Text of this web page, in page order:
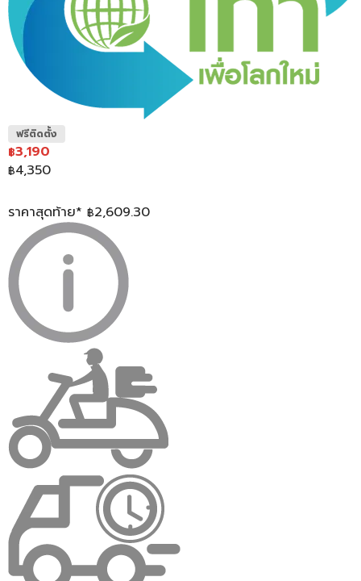
ฟรีติดตั้ง
฿3,190
฿4,350
ราคาสุดท้าย* ฿2,609.30